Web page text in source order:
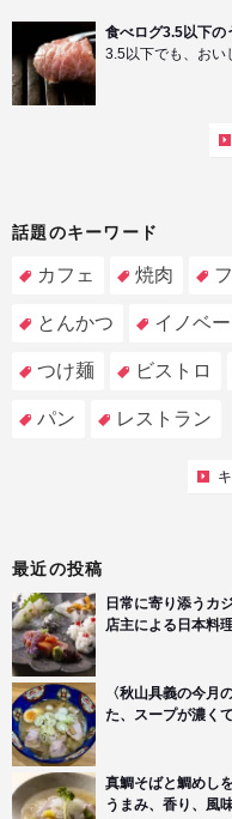
食べログ3.5以下の
3.5以下でも、おい
話題のキーワード
カフェ 焼肉
とんかつ イノベ
つけ麺 ビストロ
パン レストラン
最近の投稿
日常に寄り添うカ
店主による日本料
〈秋山具義の今月
た、スープが濃く
真鯛そばと鯛めし
うまみ、香り、風